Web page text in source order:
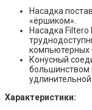
Насадка
«ёршиком».
Насадка Filtero
компьютерных
Конусный
большинством
Характеристики: